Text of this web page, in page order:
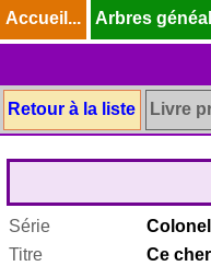
Accueil... Arbres
Retour à la liste Livre
Série
Titre
Ce
Accueil... Arbres